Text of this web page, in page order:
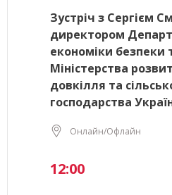
Зустріч з Сергієм
директором
економіки безпеки
Міністерства
довкілля та
господарства
Онлайн/Офлайн
12:00